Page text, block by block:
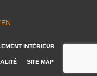
INTÉRIEUR
SITE MAP